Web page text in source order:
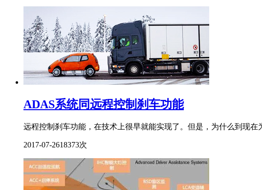
ADAS系统同远程控制刹车功能
远程控制刹车功能，在技术上很早就能实现了。但是，为什么到现
2017-07-2618373次